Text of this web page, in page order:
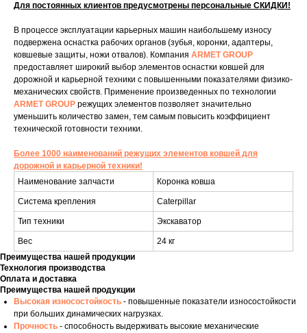
Для постоянных клиентов предусмотрены персональные СКИДКИ!
В процессе эксплуатации карьерных машин наибольшему износу
подвержена оснастка рабочих органов (зубья, коронки, адаптеры,
ковшевые защиты, ножи отвалов). Компания ARMET GROUP
предоставляет широкий выбор элементов оснастки ковшей для
дорожной и карьерной техники с повышенными показателями физико-
механических свойств. Применение произведенных по технологии
ARMET GROUP режущих элементов позволяет значительно
уменьшить количество замен, тем самым повысить коэффициент
технической готовности техники.
Более 1000 наименований режущих элементов ковшей для
дорожной и карьерной техники!
Наименование запчасти
Коронка ковша
Система крепления Caterpillar
Тип техники Экскаватор
Вес
24 кг
Преимущества нашей продукции
Технология производства
Оплата и доставка
Преимущества нашей продукции
Высокая износостойкость - повышенные показатели износостойкости
при больших динамических нагрузках.
Прочность - способность выдерживать высокие механические